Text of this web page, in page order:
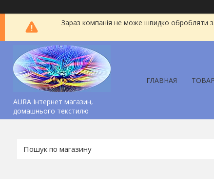
Зараз компанія не може швидко обробляти
AURA Інтернет магазин,
домашнього текстилю
ГЛАВНАЯ